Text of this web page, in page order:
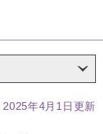
2025年4月1日更新